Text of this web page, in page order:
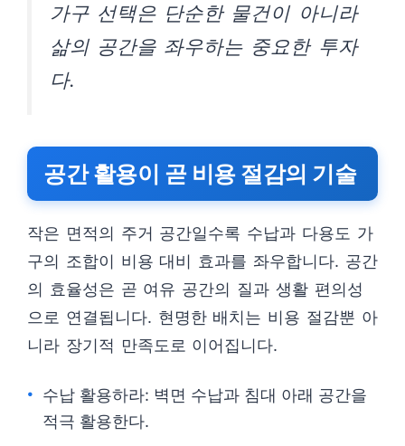
가구 선택은 단순한 물건이 아니라
삶의 공간을 좌우하는 중요한 투자
다.
공간 활용이 곧 비용 절감의 기술
작은 면적의 주거 공간일수록 수납과 다용도 가
구의 조합이 비용 대비 효과를 좌우합니다. 공간
의 효율성은 곧 여유 공간의 질과 생활 편의성
으로 연결됩니다. 현명한 배치는 비용 절감뿐 아
니라 장기적 만족도로 이어집니다.
수납 활용하라: 벽면 수납과 침대 아래 공간을
적극 활용한다.